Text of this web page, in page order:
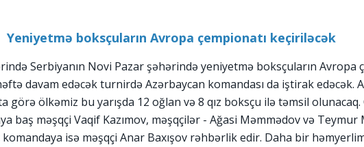
Yeniyetmə boksçuların Avropa çempionatı keçiriləcək
Serbiyanın Novi Pazar şəhərində yeniyetmə boksçuların Avropa
davam edəcək turnirdə Azərbaycan komandası da iştirak edəcək.
görə ölkəmiz bu yarışda 12 oğlan və 8 qız boksçu ilə təmsil
baş məşqçi Vaqif Kazımov, məşqçilər - Ağasi Məmmədov və Teymur
isə məşqçi Anar Baxışov rəhbərlik edir. Daha bir